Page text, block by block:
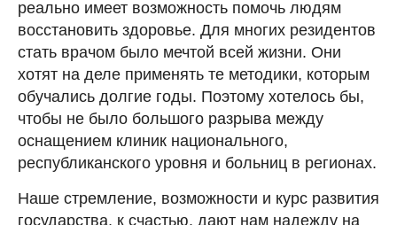
реально имеет возможность помочь людям
восстановить здоровье. Для многих резидентов
стать врачом было мечтой всей жизни. Они
хотят на деле применять те методики, которым
обучались долгие годы. Поэтому хотелось бы,
чтобы не было большого разрыва между
оснащением клиник национального,
республиканского уровня и больниц в регионах.
Наше стремление, возможности и курс развития
государства, к счастью, дают нам надежду на